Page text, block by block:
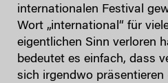
internationalen Festival
Wort „international“ für
eigentlichen Sinn verloren
bedeutet es einfach, dass
sich irgendwo